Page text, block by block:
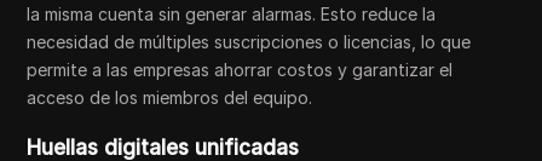
la misma cuenta sin generar alarmas. Esto reduce la
necesidad de múltiples suscripciones o licencias, lo que
permite a las empresas ahorrar costos y garantizar el
acceso de los miembros del equipo.
Huellas digitales unificadas